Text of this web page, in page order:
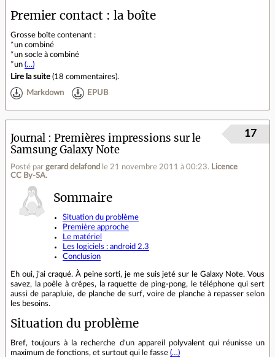
Premier contact : la boîte
Grosse boîte contenant :
*un combiné
*un socle à combiné
*un (…)
Lire la suite (18 commentaires).
Markdown EPUB
Journal
Premières impressions sur le
Samsung Galaxy Note
Posté par gerard delafond le 21 novembre 2011 à 00:23. Licence
CC By‑SA.
17
Sommaire
Situation du problème
Première approche
Le matériel
Les logiciels : android 2.3
Conclusion
Eh oui, j'ai craqué. À peine sorti, je me suis jeté sur le Galaxy Note. Vous
savez, la poêle à crêpes, la raquette de ping-pong, le téléphone qui sert
aussi de parapluie, de planche de surf, voire de planche à repasser selon
les besoins.
Situation du problème
Bref, toujours à la recherche d'un appareil polyvalent qui réunisse un
maximum de fonctions, et surtout qui le fasse (…)